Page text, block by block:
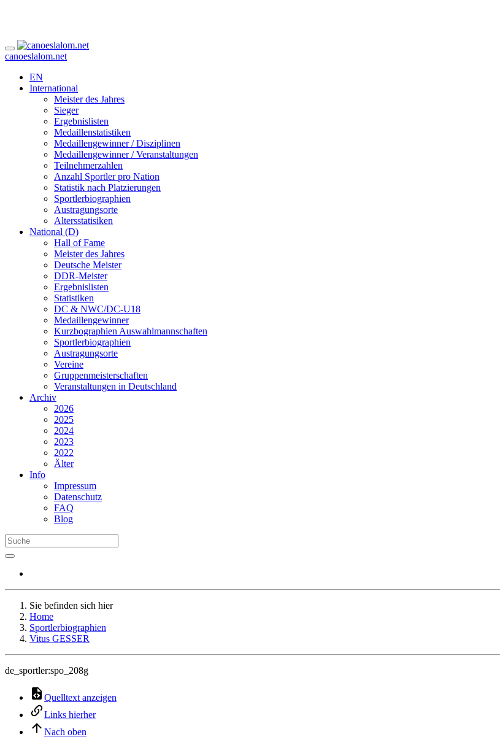
canoeslalom.net
EN
International
Meister des Jahres
Sieger
Ergebnislisten
Medaillenstatistiken
Medaillengewinner / Disziplinen
Medaillengewinner / Veranstaltungen
Teilnehmerzahlen
Anzahl Sportler pro Nation
Statistik nach Platzierungen
Sportlerbiographien
Austragungsorte
Altersstatisiken
National (D)
Hall of Fame
Meister des Jahres
Deutsche Meister
DDR-Meister
Ergebnislisten
Statistiken
DC & NWC/DC-U18
Medaillengewinner
Kurzbographien Auswahlmannschaften
Sportlerbiographien
Austragungsorte
Vereine
Gruppenmeisterschaften
Veranstaltungen in Deutschland
Archiv
2026
2025
2024
2023
2022
Älter
Info
Impressum
Datenschutz
FAQ
Blog
Sie befinden sich hier
Home
Sportlerbiographien
Vitus GESSER
de_sportler:spo_208g
Quelltext anzeigen
Links hierher
Nach oben